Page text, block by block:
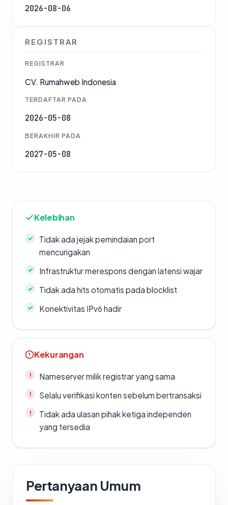
2026-08-06
REGISTRAR
REGISTRAR
CV. Rumahweb Indonesia
TERDAFTAR PADA
2026-05-08
BERAKHIR PADA
2027-05-08
Kelebihan
Tidak ada jejak pemindaian port
mencurigakan
Infrastruktur merespons dengan latensi wajar
Tidak ada hits otomatis pada blocklist
Konektivitas IPv6 hadir
Kekurangan
Nameserver milik registrar yang sama
Selalu verifikasi konten sebelum bertransaksi
Tidak ada ulasan pihak ketiga independen
yang tersedia
Pertanyaan Umum